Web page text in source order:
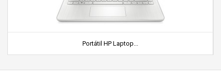
Portátil HP Laptop...